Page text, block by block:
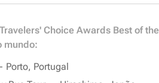
Choice Awards Best of
mundo:
Portugal